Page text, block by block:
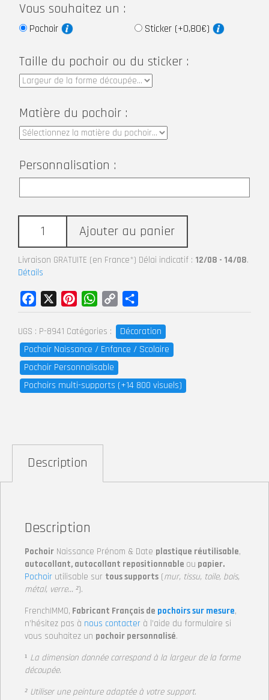
Vous souhaitez un :
Pochoir Sticker (+0,80€)
Taille du pochoir ou du sticker :
Matière du pochoir :
Personnalisation :
Ajouter au panier
Livraison GRATUITE (en France*) Délai indicatif : 12/08 - 14/08.
Détails
UGS : P-8941 Catégories :
Décoration
Pochoir Naissance / Enfance / Scolaire
Pochoir Personnalisable
Pochoirs multi-supports (+14 800 visuels)
Facebook PinterestWhatsApp
Copy
Link
Description
Description
Pochoir Naissance Prénom & Date plastique réutilisable,
autocollant, autocollant repositionnable ou papier.
Pochoir utilisable sur tous supports (mur, tissu, toile, bois,
métal, verre… ²).
FrenchIMMO, Fabricant Français de pochoirs sur mesure,
n’hésitez pas à nous contacter à l’aide du formulaire si
vous souhaitez un pochoir personnalisé.
¹ La dimension donnée correspond à la largeur de la forme
découpée.
² Utiliser une peinture adaptée à votre support.